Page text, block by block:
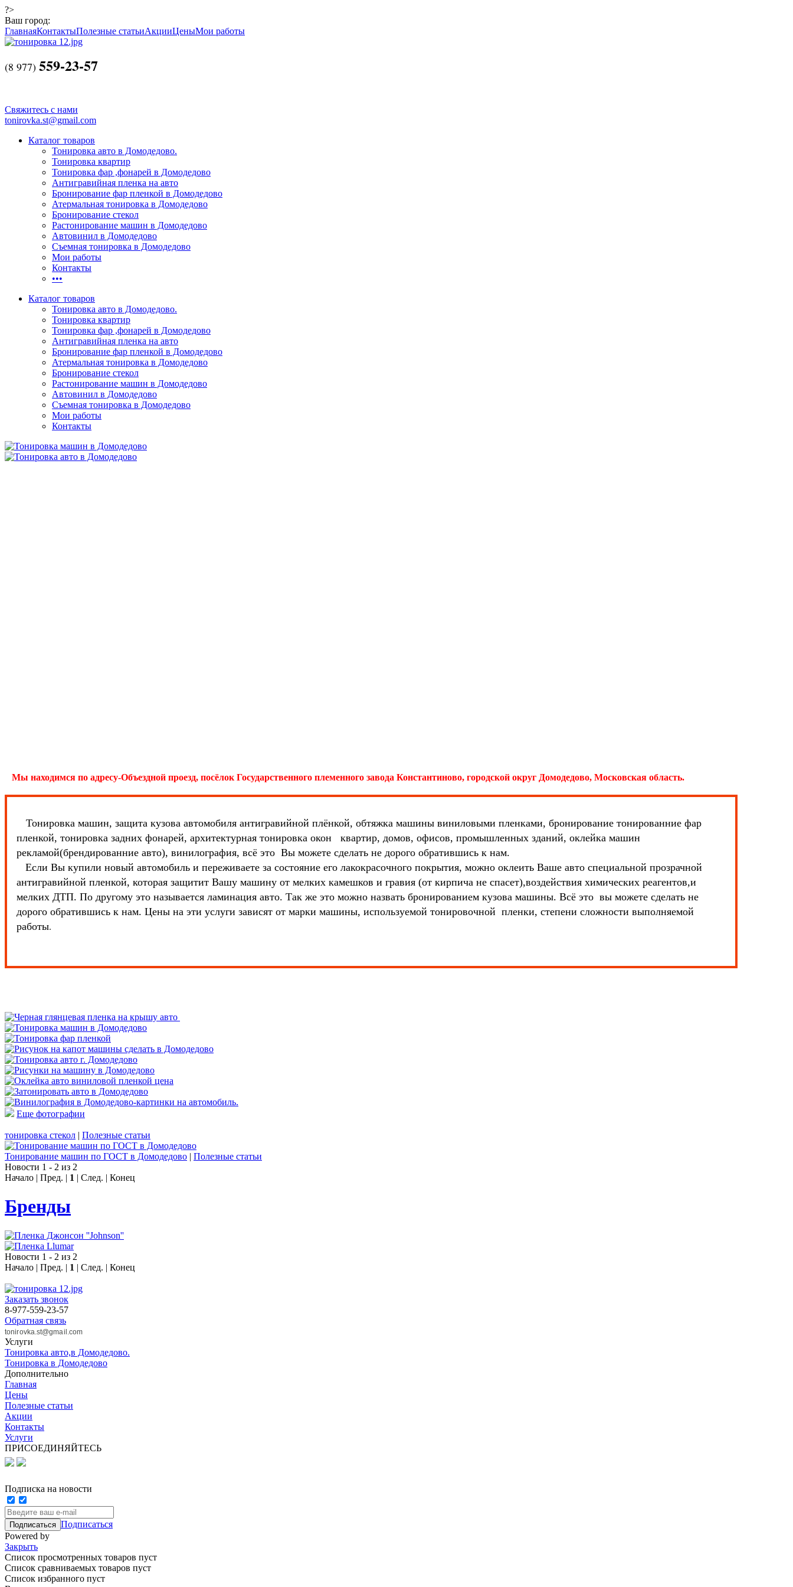
?>
Ваш город:
ГлавнаяКонтактыПолезные статьиАкцииЦеныМои работы
(8 977) 559-23-57
Свяжитесь с нами
tonirovka.st@gmail.com
Каталог товаров
Тонировка авто в Домодедово.
Тонировка квартир
Тонировка фар ,фонарей в Домодедово
Антигравийная пленка на авто
Бронирование фар пленкой в Домодедово
Атермальная тонировка в Домодедово
Бронирование стекол
Растонирование машин в Домодедово
Автовинил в Домодедово
Съемная тонировка в Домодедово
Мои работы
Контакты
•••
Каталог товаров
Тонировка авто в Домодедово.
Тонировка квартир
Тонировка фар ,фонарей в Домодедово
Антигравийная пленка на авто
Бронирование фар пленкой в Домодедово
Атермальная тонировка в Домодедово
Бронирование стекол
Растонирование машин в Домодедово
Автовинил в Домодедово
Съемная тонировка в Домодедово
Мои работы
Контакты
Мы находимся по адресу-Объездной проезд, посёлок Государственного племенного завода Константиново, городской округ Домодедово, Московская область.
Тонировка машин, защита кузова автомобиля антигравийной плёнкой, обтяжка машины виниловыми пленками, бронирование тонированние фар
пленкой, тонировка задних фонарей, архитектурная тонировка окон квартир, домов, офисов, промышленных зданий, оклейка машин
рекламой(брендированние авто), винилография, всё это Вы можете сделать не дорого обратившись к нам.
Если Вы купили новый автомобиль и переживаете за состояние его лакокрасочного покрытия, можно оклеить Ваше авто специальной прозрачной
антигравийной пленкой, которая защитит Вашу машину от мелких камешков и гравия (от кирпича не спасет),воздействия химических реагентов,и
мелких ДТП. По другому это называется ламинация авто. Так же это можно назвать бронированием кузова машины. Всё это вы можете сделать не
дорого обратившись к нам. Цены на эти услуги зависят от марки машины, используемой тонировочной пленки, степени сложности выполняемой
работы.
Еще фотографии
тонировка стекол | Полезные статьи
Тонирование машин по ГОСТ в Домодедово | Полезные статьи
Новости 1 - 2 из 2
Начало | Пред. | 1 | След. | Конец
Бренды
Новости 1 - 2 из 2
Начало | Пред. | 1 | След. | Конец
Заказать звонок
8-977-559-23-57
Обратная связь
tonirovka.st@gmail.com
Услуги
Тонировка авто,в Домодедово.
Тонировка в Домодедово
Дополнительно
Главная
Цены
Полезные статьи
Акции
Контакты
Услуги
ПРИСОЕДИНЯЙТЕСЬ
Подписка на новости
Подписаться
Powered by
Закрыть
Список просмотренных товаров пуст
Список сравниваемых товаров пуст
Список избранного пуст